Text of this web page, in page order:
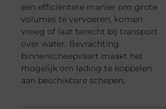
een efficiëntere manier om grote
volumes te vervoeren, komen
vroeg of laat terecht bij transport
over water. Bevrachting
binnenscheepvaart maakt het
mogelijk om lading te koppelen
aan beschikbare schepen,